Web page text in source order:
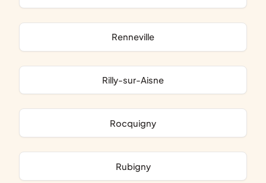
Renneville
Rilly-sur-Aisne
Rocquigny
Rubigny